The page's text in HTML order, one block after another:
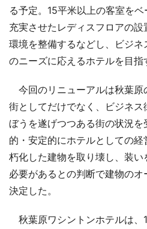
る予定。15平米以上の客室を
充実させたレディスフロアの
環境を整備するなどし、ビジ
のニーズに応えるホテルを目指
今回のリニューアルは秋葉原
街としてだけでなく、ビジネ
ぼうを遂げつつある街の状況
的・安定的にホテルとしての
朽化した建物を取り壊し、装
必要があるとの判断で建物の
決定した。
秋葉原ワシントンホテルは、